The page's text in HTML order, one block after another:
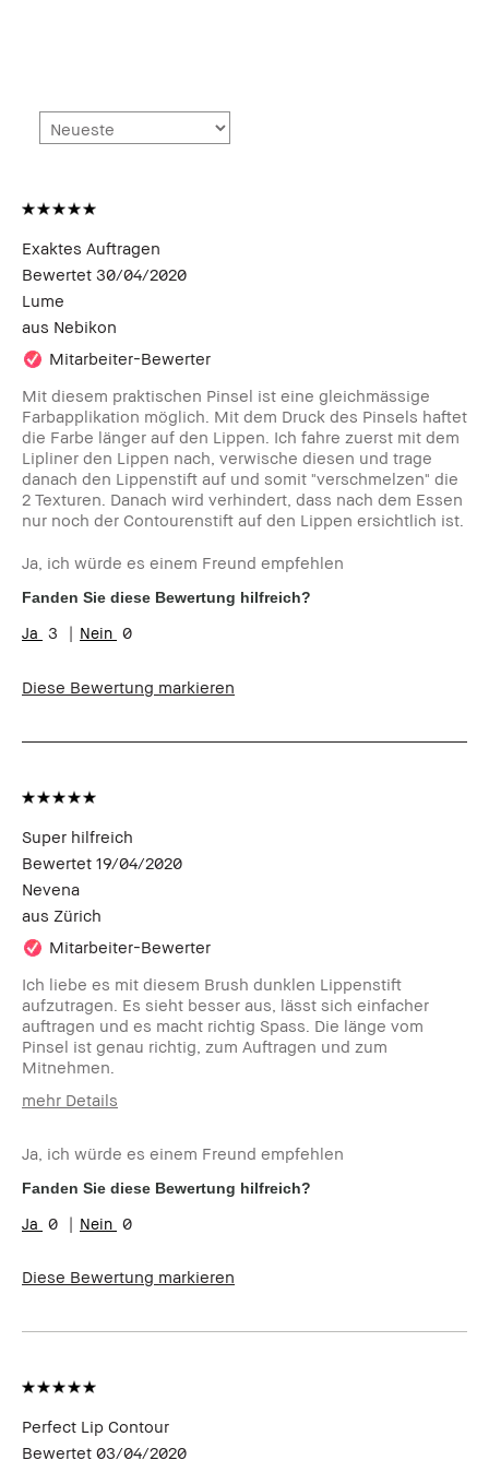
Exaktes Auftragen
Bewertet 30/04/2020
Lume
aus Nebikon
Mitarbeiter-Bewerter
Mit diesem praktischen Pinsel ist eine gleichmässige
Farbapplikation möglich. Mit dem Druck des Pinsels haftet
die Farbe länger auf den Lippen. Ich fahre zuerst mit dem
Lipliner den Lippen nach, verwische diesen und trage
danach den Lippenstift auf und somit "verschmelzen" die
2 Texturen. Danach wird verhindert, dass nach dem Essen
nur noch der Contourenstift auf den Lippen ersichtlich ist.
Ja, ich würde es einem Freund empfehlen
Fanden Sie diese Bewertung hilfreich?
3 0
Diese Bewertung markieren
Super hilfreich
Bewertet 19/04/2020
Nevena
aus Zürich
Mitarbeiter-Bewerter
Ich liebe es mit diesem Brush dunklen Lippenstift
aufzutragen. Es sieht besser aus, lässt sich einfacher
auftragen und es macht richtig Spass. Die länge vom
Pinsel ist genau richtig, zum Auftragen und zum
Mitnehmen.
mehr Details
Hauttyp
Trocken
Hautton
Hell - Mittel
Hautbedürfnis(se)
Ja, ich würde es einem Freund empfehlen
Fanden Sie diese Bewertung hilfreich?
0 0
Diese Bewertung markieren
Perfect Lip Contour
Bewertet 03/04/2020